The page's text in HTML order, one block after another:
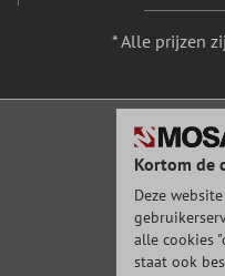
* Alle prijzen
Kortom de
Deze
alle cookies
staat ook